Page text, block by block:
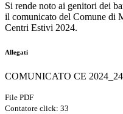
Si rende noto ai genitori dei
il comunicato del Comune di
Centri Estivi 2024.
Allegati
COMUNICATO CE
File PDF
Contatore click: 33